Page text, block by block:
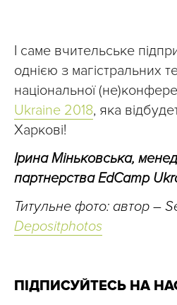
І саме вчительське
однією з магістральних
національної
Ukraine 2018, яка
Харкові!
Ірина Міньковська,
партнерства EdCamp
Титульне фото: автор –
Depositphotos
ПІДПИСУЙТЕСЬ НА